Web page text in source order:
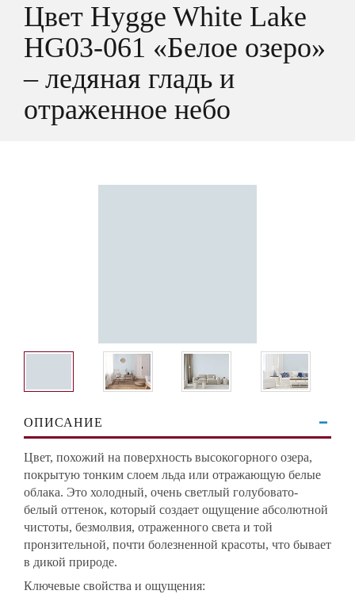
Цвет Hygge White Lake
HG03-061 «Белое озеро»
– ледяная гладь и
отраженное небо
ОПИСАНИЕ
Цвет, похожий на поверхность высокогорного озера,
покрытую тонким слоем льда или отражающую белые
облака. Это холодный, очень светлый голубовато-
белый оттенок, который создает ощущение абсолютной
чистоты, безмолвия, отраженного света и той
пронзительной, почти болезненной красоты, что бывает
в дикой природе.
Ключевые свойства и ощущения: